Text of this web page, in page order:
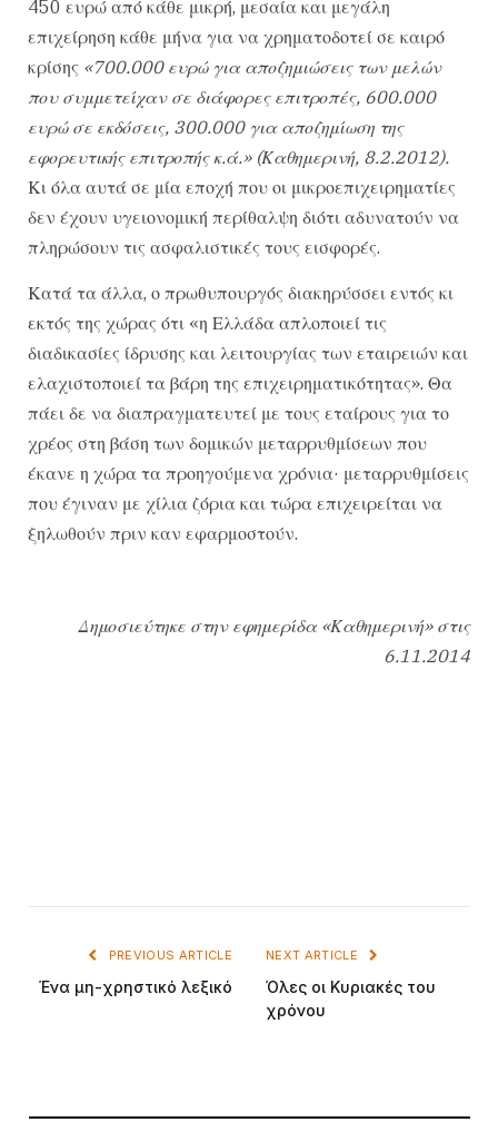
450 ευρώ από κάθε μικρή, μεσαία και μεγάλη
επιχείρηση κάθε μήνα για να χρηματοδοτεί σε καιρό
κρίσης «700.000 ευρώ για αποζημιώσεις των μελών
που συμμετείχαν σε διάφορες επιτροπές, 600.000
ευρώ σε εκδόσεις, 300.000 για αποζημίωση της
εφορευτικής επιτροπής κ.ά.» (Καθημερινή, 8.2.2012).
Κι όλα αυτά σε μία εποχή που οι μικροεπιχειρηματίες
δεν έχουν υγειονομική περίθαλψη διότι αδυνατούν να
πληρώσουν τις ασφαλιστικές τους εισφορές.
Κατά τα άλλα, ο πρωθυπουργός διακηρύσσει εντός κι
εκτός της χώρας ότι «η Ελλάδα απλοποιεί τις
διαδικασίες ίδρυσης και λειτουργίας των εταιρειών και
ελαχιστοποιεί τα βάρη της επιχειρηματικότητας». Θα
πάει δε να διαπραγματευτεί με τους εταίρους για το
χρέος στη βάση των δομικών μεταρρυθμίσεων που
έκανε η χώρα τα προηγούμενα χρόνια· μεταρρυθμίσεις
που έγιναν με χίλια ζόρια και τώρα επιχειρείται να
ξηλωθούν πριν καν εφαρμοστούν.
Δημοσιεύτηκε στην εφημερίδα «Καθημερινή» στις
6.11.2014
PREVIOUS ARTICLE
Ένα μη-χρηστικό λεξικό
NEXT ARTICLE
Όλες οι Κυριακές του
χρόνου